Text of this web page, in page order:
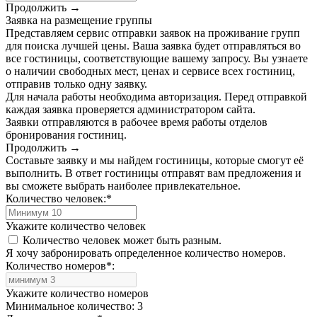
Продолжить →
Заявка на размещение группы
Представляем сервис отправки заявок на проживание групп
для поиска лучшей цены. Ваша заявка будет отправляться во
все гостиницы, соответствующие вашему запросу. Вы узнаете
о наличии свободных мест, ценах и сервисе всех гостиниц,
отправив только одну заявку.
Для начала работы необходима авторизация. Перед отправкой
каждая заявка проверяется администратором сайта.
Заявки отправляются в рабочее время работы отделов
бронирования гостиниц.
Продолжить →
Составьте заявку и мы найдем гостиницы, которые смогут её
выполнить. В ответ гостиницы отправят вам предложения и
вы сможете выбрать наиболее привлекательное.
Количество человек:*
Укажите количество человек
Количество человек может быть разным.
Я хочу забронировать определенное количество номеров.
Количество номеров*:
Укажите количество номеров
Минимальное количество: 3